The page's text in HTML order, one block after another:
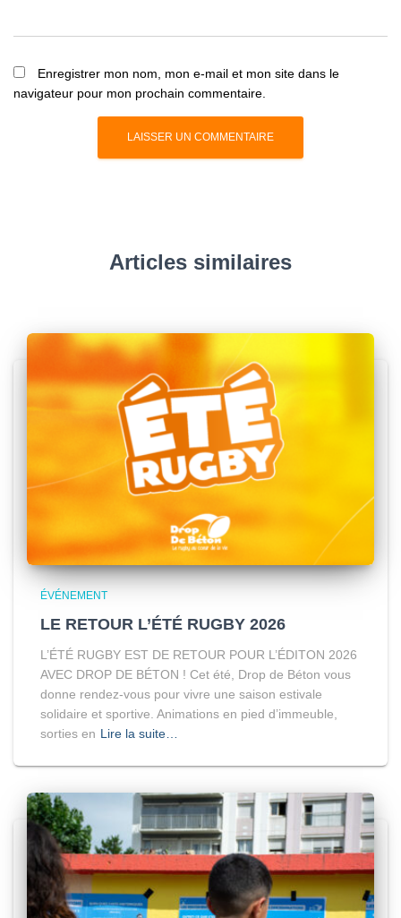
Enregistrer mon nom, mon e-mail et mon site dans le
navigateur pour mon prochain commentaire.
Articles similaires
ÉVÉNEMENT
LE RETOUR L’ÉTÉ RUGBY 2026
L’ÉTÉ RUGBY EST DE RETOUR POUR L’ÉDITON 2026
AVEC DROP DE BÉTON ! Cet été, Drop de Béton vous
donne rendez-vous pour vivre une saison estivale
solidaire et sportive. Animations en pied d’immeuble,
sorties en Lire la suite…